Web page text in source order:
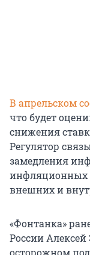
В апрельском
что будет
снижения
Регулятор
замедления
инфляционных
внешних и
«Фонтанка»
России
осторожном